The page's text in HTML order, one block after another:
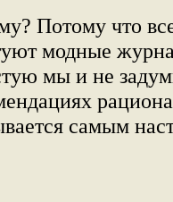
Потому что
модные
мы и не
самым